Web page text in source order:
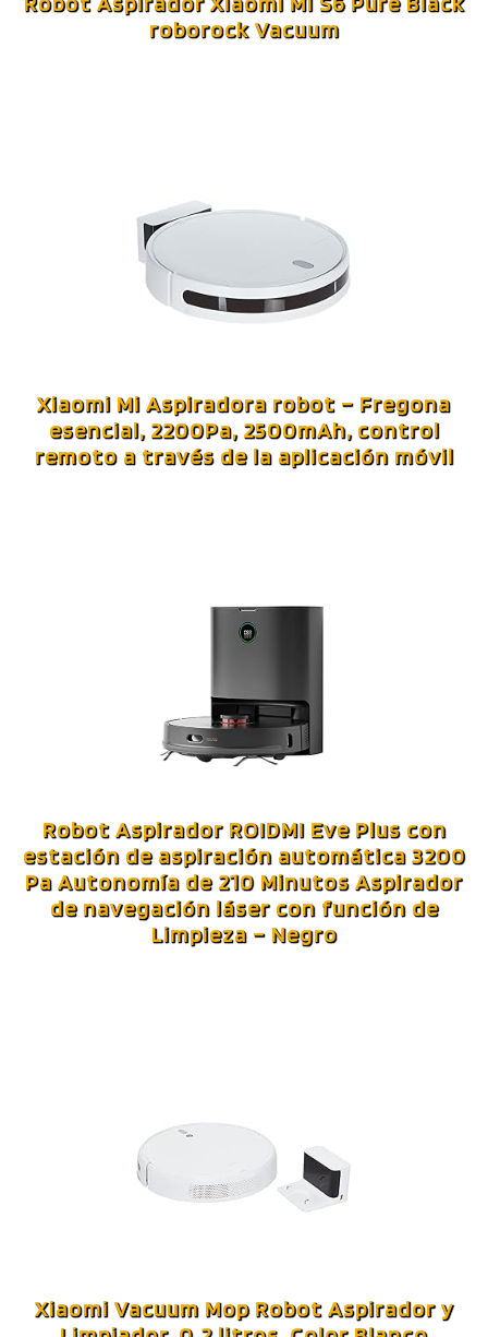
roborock Vacuum
Xiaomi Mi Aspiradora robot – Fregona
esencial, 2200Pa, 2500mAh, control
remoto a través de la aplicación móvil
Robot Aspirador ROIDMI Eve Plus con
estación de aspiración automática 3200
Pa Autonomía de 210 Minutos Aspirador
de navegación láser con función de
Limpieza – Negro
Xiaomi Vacuum Mop Robot Aspirador y